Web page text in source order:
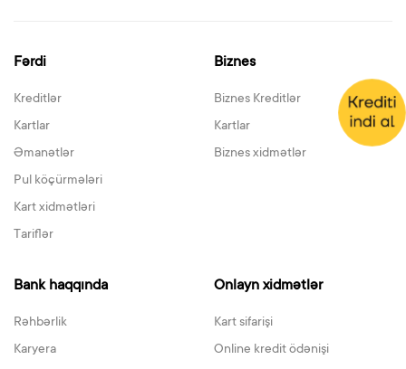
Fərdi
Kreditlər
Kartlar
Əmanətlər
Pul köçürmələri
Kart xidmətləri
Tariflər
Biznes
Biznes Kreditlər
Kartlar
Biznes xidmətlər
Bank haqqında
Rəhbərlik
Karyera
Onlayn xidmətlər
Kart sifarişi
Online kredit ödənişi